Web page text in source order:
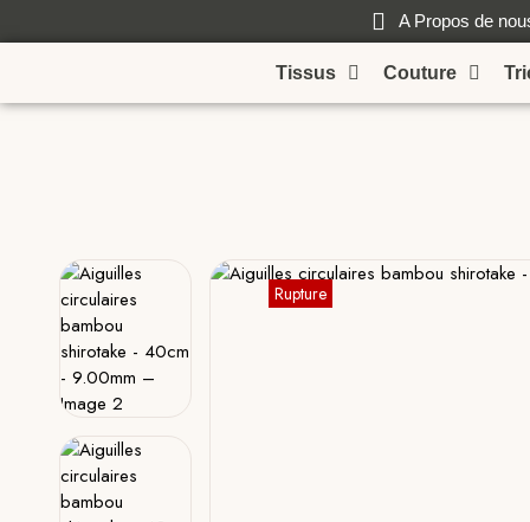
A Propos de
Tissus Couture